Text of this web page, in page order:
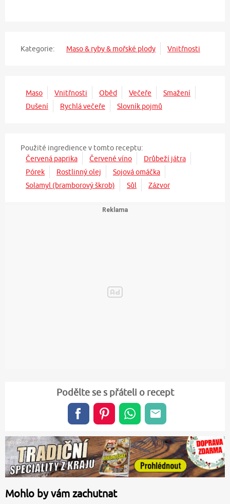
Kategorie: Maso & ryby & mořské plody Vnitřnosti
Maso Vnitřnosti Oběd Večeře
Smažení
Dušení
Rychlá večeře Slovník pojmů
Použité ingredience v tomto receptu:
Červená paprika
Červené víno
Drůbeží játra
Pórek
Rostlinný olej
Sojová omáčka
Solamyl (bramborový škrob)
Sůl Zázvor
Podělte se s přáteli o recept
Mohlo by vám zachutnat